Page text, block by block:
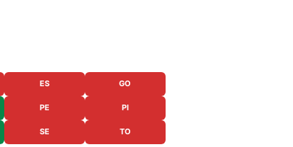
ES GO
PE PI
SE TO